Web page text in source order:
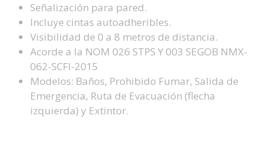
Señalización para pared.
Incluye cintas autoadheribles.
Visibilidad de 0 a 8 metros de distancia.
Acorde a la NOM 026 STPS Y 003 SEGOB NMX-
062-SCFI-2015
Modelos: Baños, Prohibido Fumar, Salida de
Emergencia, Ruta de Evacuación (flecha
izquierda) y Extintor.